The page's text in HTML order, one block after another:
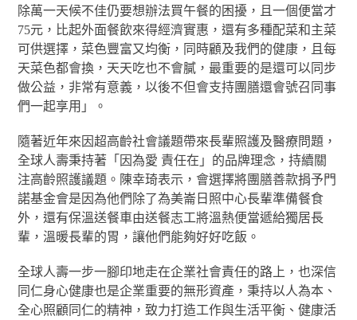
除萬一天候不佳仍要想辦法買午餐的困擾，且一個便當才
75元，比起外面餐飲來得經濟實惠，還有多種配菜和主菜
可供選擇，菜色豐富又均衡，同時顧及我們的健康，且每
天菜色都會換，天天吃也不會膩，最重要的是還可以同步
做公益，非常有意義，以後不但會支持團膳還會號召同事
們一起享用」。
隨著近年來因超高齡社會議題帶來長輩照護及醫療問題，
全球人壽秉持著「因為愛 責任在」的品牌理念，持續關
注高齡照護議題。陳幸琦表示，會選擇將團膳善款捐予門
諾基金會是因為他們除了為美崙日照中心長輩準備餐食
外，還有保溫送餐車由送餐志工將溫熱便當遞給獨居長
輩，溫暖長輩的胃，讓他們能夠好好吃飯。
全球人壽一步一腳印地走在企業社會責任的路上，也深信
同仁身心健康也是企業重要的無形資產，秉持以人為本、
全心照顧同仁的精神，致力打造工作與生活平衡、健康活